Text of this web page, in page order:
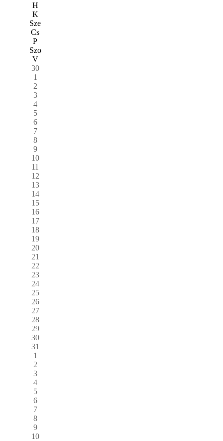
H
K
Sze
Cs
P
Szo
V
30
1
2
3
4
5
6
7
8
9
10
11
12
13
14
15
16
17
18
19
20
21
22
23
24
25
26
27
28
29
30
31
1
2
3
4
5
6
7
8
9
10